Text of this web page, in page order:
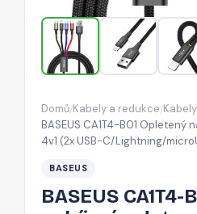
4v1
C/
1,2
Domů/Kabely a redukce/Kabely
BASEUS CA1T4-B01 Opletený
4v1 (2x USB-C/Lightning/
BASEUS
BASEUS